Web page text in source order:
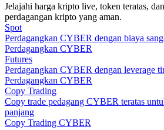
Memandu
Jelajahi harga kripto live, token teratas,
perdagangan kripto yang aman.
Spot
Perdagangkan CYBER dengan biaya
Perdagangkan CYBER
Futures
Perdagangkan CYBER dengan leverage
Perdagangkan CYBER
Copy Trading
Copy trade pedagang CYBER teratas
panjang
Copy Trading CYBER